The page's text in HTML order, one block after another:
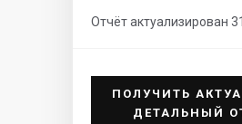
Отчёт актуализирован
ПОЛУЧИТЬ
ДЕТАЛЬНЫЙ